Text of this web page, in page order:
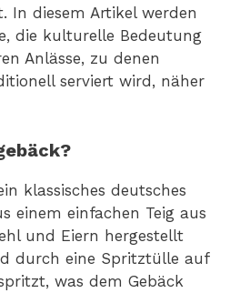
In diesem Artikel werden
die kulturelle Bedeutung
Anlässe, zu denen
serviert wird, näher
klassisches deutsches
einem einfachen Teig aus
und Eiern hergestellt
durch eine Spritztülle auf
was dem Gebäck